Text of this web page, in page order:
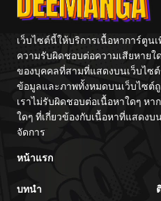
เว็บไซต์นี้ให้บริการเนื้อหาการ์ตูน
ความรับผิดชอบต่อความเสียหาย
ของบุคคลที่สามที่แสดงบนเว็บไซต์
ข้อมูลและภาพทั้งหมดบนเว็บไซต์ถู
เราไม่รับผิดชอบต่อเนื้อหาใดๆ
ใดๆ ที่เกี่ยวข้องกับเนื้อหาที่แสดง
จัดการ
หน้าแรก
บทนำ